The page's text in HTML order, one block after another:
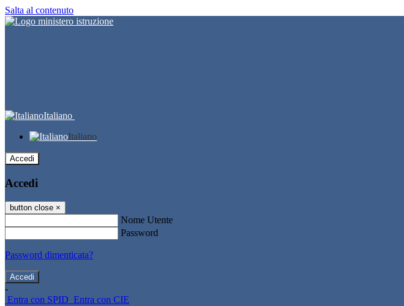
Salta al contenuto
Italiano
Italiano
Accedi
Accedi
button close ×
Nome Utente
Password
Password dimenticata?
-
Entra con SPID Entra con CIE